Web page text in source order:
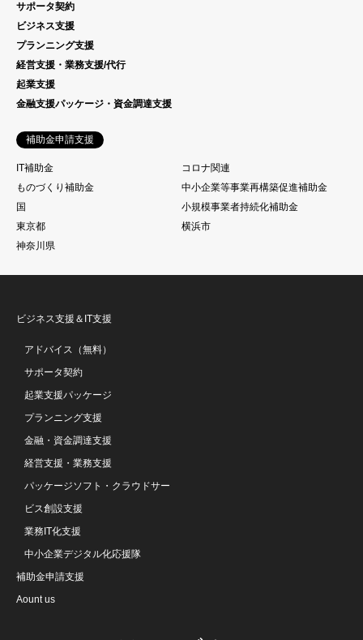
サポータ契約
ビジネス支援
プランニング支援
経営支援・業務支援/代行
起業支援
金融支援パッケージ・資金調達支援
補助金申請支援
IT補助金
コロナ関連
ものづくり補助金
中小企業等事業再構築促進補助金
国
小規模事業者持続化補助金
東京都
横浜市
神奈川県
ビジネス支援＆IT支援
アドバイス（無料）
サポータ契約
起業支援パッケージ
プランニング支援
金融・資金調達支援
経営支援・業務支援
パッケージソフト・クラウドサー
ビス創設支援
業務IT化支援
中小企業デジタル化応援隊
補助金申請支援
Aount us